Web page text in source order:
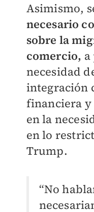
Asimismo,
necesario
sobre la
comercio,
necesidad
integración
financiera
en la
en lo
Trump.
“No